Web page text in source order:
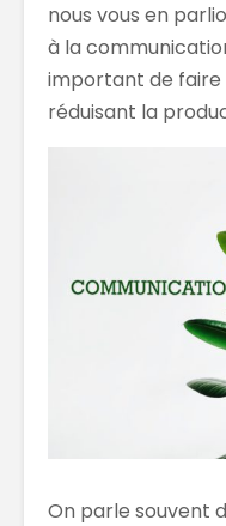
nous vous en
à la
important de faire
réduisant la
On parle souvent